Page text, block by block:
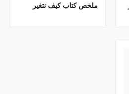
ملخص كتاب كيف نتغير